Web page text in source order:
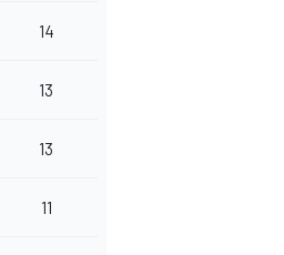
14
13
13
11